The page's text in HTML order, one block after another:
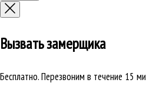
Вызвать замерщика
Бесплатно. Перезвоним в течение 15